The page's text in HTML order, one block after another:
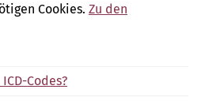
Cookies. Zu den
Codes?